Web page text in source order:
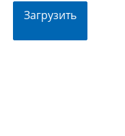
Загрузить